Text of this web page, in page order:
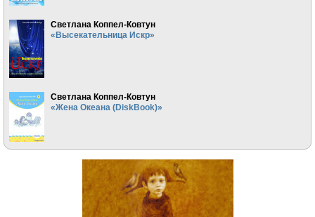
Светлана Коппел-Ковтун
«Высекательница Искр»
Светлана Коппел-Ковтун
«Жена Океана (DiskBook)»